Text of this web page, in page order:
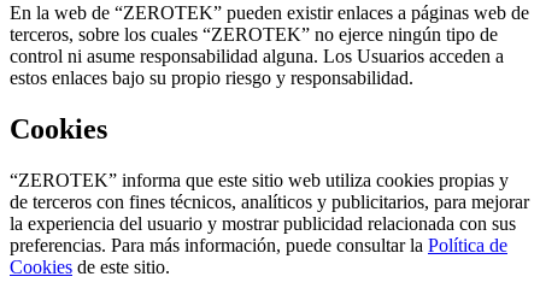
En la web de “ZEROTEK” pueden existir enlaces a páginas web de
terceros, sobre los cuales “ZEROTEK” no ejerce ningún tipo de
control ni asume responsabilidad alguna. Los Usuarios acceden a
estos enlaces bajo su propio riesgo y responsabilidad.
Cookies
“ZEROTEK” informa que este sitio web utiliza cookies propias y
de terceros con fines técnicos, analíticos y publicitarios, para mejorar
la experiencia del usuario y mostrar publicidad relacionada con sus
preferencias. Para más información, puede consultar la Política de
Cookies de este sitio.